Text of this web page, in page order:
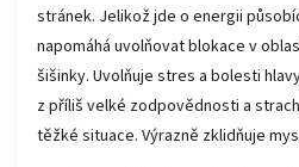
stránek. Jelikož jde o energii
napomáhá uvolňovat blokace v
šišinky. Uvolňuje stres a bolesti
z příliš velké zodpovědnosti a
těžké situace. Výrazně zklidňuje